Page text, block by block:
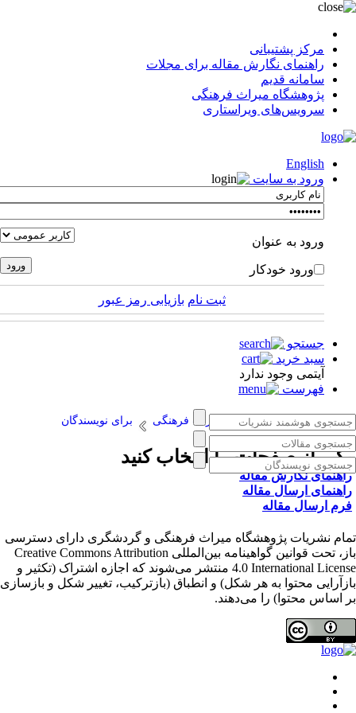
مرکز پشتیبانی
راهنمای نگارش مقاله برای مجلات
سامانه قدیم
پژوهشگاه میراث فرهنگی
سرویس‌های ویراستاری
English
ورود به سایت
ورود به عنوان
ورود خودکار
ثبت نام بازیابی رمز عبور
جستجو
سبد خرید
آیتمی وجود ندارد
فهرست
سامانه نشریات پژوهشگاه میراث فرهنگی برای نویسندگان
از صفحات را انتخاب کنید
نگارش مقاله
ارسال مقاله
ارسال مقاله
نشریات پژوهشگاه میراث فرهنگی و گردشگری دارای دسترسی
باز، تحت قوانین گواهینامه بین‌المللی Creative Commons Attribution
4.0 International License منتشر می‌شوند که اجازه اشتراک (تکثیر و
محتوا به هر شکل) و انطباق (بازترکیب، تغییر شکل و بازسازی
اساس محتوا) را می‌دهند.